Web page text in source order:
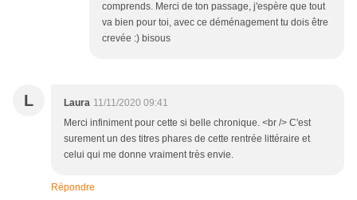
comprends. Merci de ton passage, j'espère que tout
va bien pour toi, avec ce déménagement tu dois être
crevée :) bisous
L Laura 11/11/2020 09:41
Merci infiniment pour cette si belle chronique. <br /> C'est
surement un des titres phares de cette rentrée littéraire et
celui qui me donne vraiment très envie.
Répondre